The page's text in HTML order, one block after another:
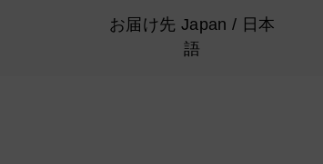
お届け先 Japan / 日本
語